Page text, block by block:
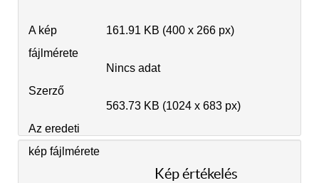
A kép
fájlmérete
161.91 KB (400 x 266 px)
Szerző
Nincs adat
Az eredeti
kép fájlmérete
563.73 KB (1024 x 683 px)
Kép értékelés